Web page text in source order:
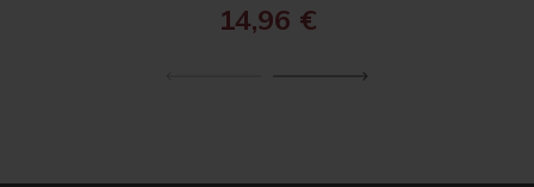
14,96 €